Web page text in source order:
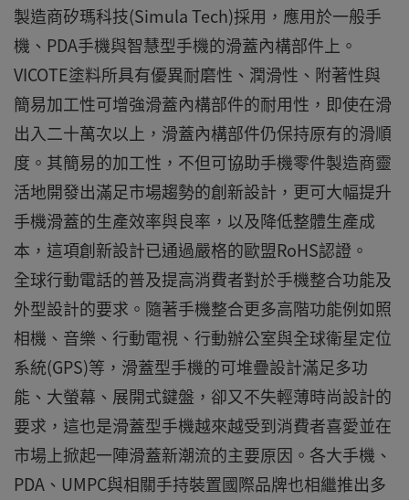
製造商矽瑪科技(Simula Tech)採用，應用於一般手
機、PDA手機與智慧型手機的滑蓋內構部件上。
VICOTE塗料所具有優異耐磨性、潤滑性、附著性與
簡易加工性可增強滑蓋內構部件的耐用性，即使在滑
出入二十萬次以上，滑蓋內構部件仍保持原有的滑順
度。其簡易的加工性，不但可協助手機零件製造商靈
活地開發出滿足市場趨勢的創新設計，更可大幅提升
手機滑蓋的生產效率與良率，以及降低整體生產成
本，這項創新設計已通過嚴格的歐盟RoHS認證。
全球行動電話的普及提高消費者對於手機整合功能及
外型設計的要求。隨著手機整合更多高階功能例如照
相機、音樂、行動電視、行動辦公室與全球衛星定位
系統(GPS)等，滑蓋型手機的可堆疊設計滿足多功
能、大螢幕、展開式鍵盤，卻又不失輕薄時尚設計的
要求，這也是滑蓋型手機越來越受到消費者喜愛並在
市場上掀起一陣滑蓋新潮流的主要原因。各大手機、
PDA、UMPC與相關手持裝置國際品牌也相繼推出多